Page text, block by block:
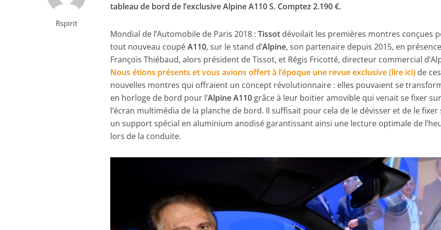
Rspirit
tableau de bord de l’exclusive Alpine A110 S. Comptez 2.190 €.
Mondial de l’Automobile de Paris 2018 :Tissot dévoilait les premières montres conçues
tout nouveau coupéA110, sur le stand d’Alpine, son partenaire depuis 2015, en
François Thiébaud, alors président de Tissot, et Régis Fricotté, directeur commercial
Nous étions présents et vous avions offert à l’époque une revue exclusive (lire ici) de ces
nouvelles montres qui offraient un concept révolutionnaire : elles pouvaient se
en horloge de bord pour l’Alpine A110 grâce à leur boitier amovible qui venait se fixer
l’écran multimédia de la planche de bord. Il suffisait pour cela de le dévisser et de le fixer
un support spécial en aluminium anodisé garantissant ainsi une lecture optimale de
lors de la conduite.